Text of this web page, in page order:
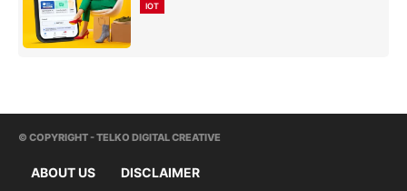
IOT
© COPYRIGHT - TELKO DIGITAL CREATIVE
ABOUT US DISCLAIMER